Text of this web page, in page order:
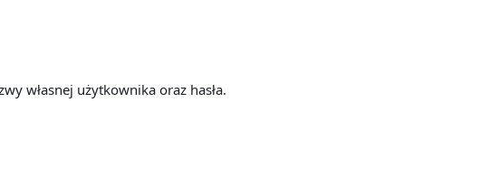
własnej użytkownika oraz hasła.